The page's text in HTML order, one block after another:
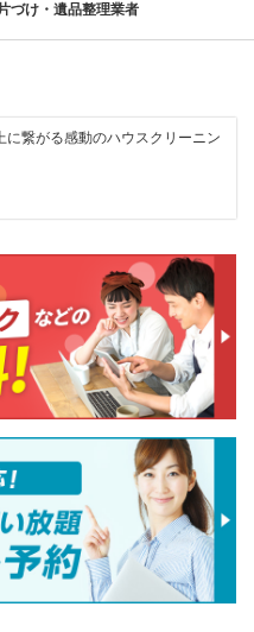
づけ・遺品整理業者
繋がる感動のハウスクリーニン